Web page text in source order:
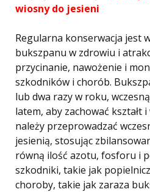
wiosny do jesieni
Regularna konserwacja jest
bukszpanu w zdrowiu i
przycinanie, nawożenie i
szkodników i chorób.
lub dwa razy w roku,
latem, aby zachować kształt
należy przeprowadzać
jesienią, stosując
równą ilość azotu, fosforu i
szkodniki, takie jak
choroby, takie jak zaraza